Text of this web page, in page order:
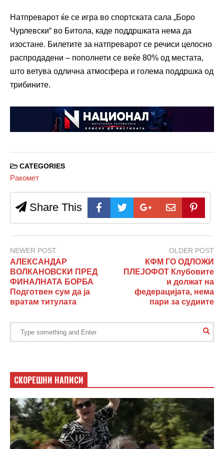
Натпреварот ќе се игра во спортската сала „Боро
Чурлевски“ во Битола, каде поддршката нема да
изостане. Билетите за натпреварот се речиси целосно
распродадени – пополнети се веќе 80% од местата,
што ветува одлична атмосфера и голема поддршка од
трибините.
CATEGORIES
Ракомет
Share This
NEWER POST
АЛЕКСАНДАР
ВОЛКАНОВСКИ ПРЕД
ФИНАЛНАТА БОРБА
Подготвен сум да ја
вратам титулата
OLDER POST
КФМ ГО ОДЛОЖИ
ПЛЕЈОФОТ Клубовите
и должат на
федерацијата, нема
пари за судиите
СКОРЕШНИ НАПИСИ